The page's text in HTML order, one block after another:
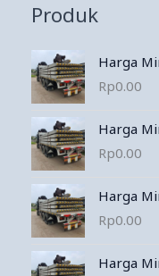
Produk
Harga
Rp0.00
Harga
Rp0.00
Harga
Rp0.00
Harga